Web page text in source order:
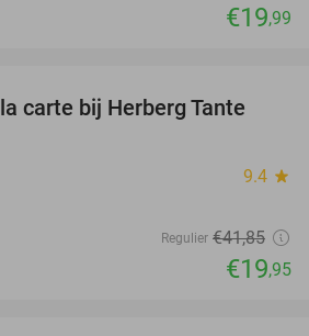
€19,99
52%
carte bij Herberg Tante
9.4 star
Regulier €41,85
€19,95